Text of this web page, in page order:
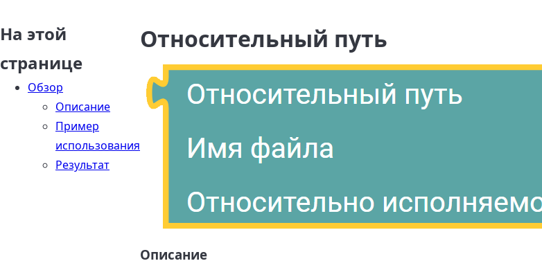
На этой
странице
Обзор
Описание
Пример
использования
Результат
Относительный путь
Описание